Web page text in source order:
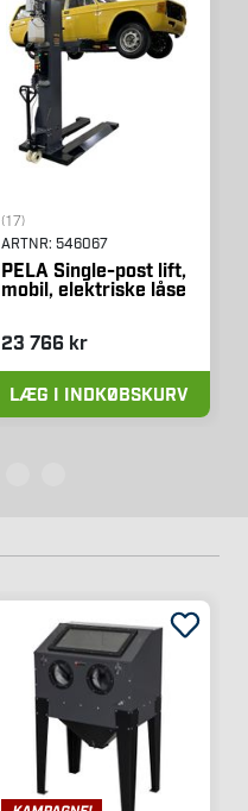
(17)
ARTNR: 546067
PELA Single-post lift,
mobil, elektriske låse
23 766 kr
LÆG I INDKØBSKURV